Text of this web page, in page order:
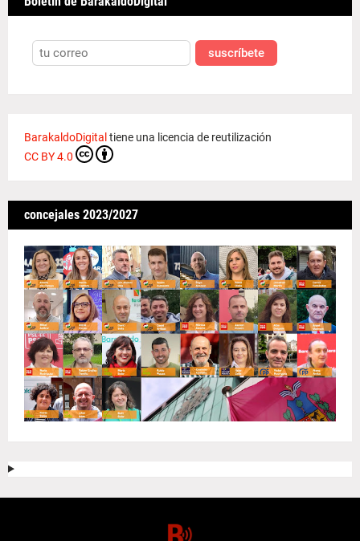
suscríbete
BarakaldoDigital tiene una licencia de reutilización
CC BY 4.0
concejales 2023/2027